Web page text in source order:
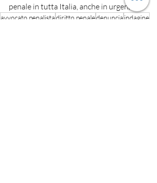
penale in tutta Italia, anche in urgenza.
avvocato penalistadiritto penaledenuncia indagine